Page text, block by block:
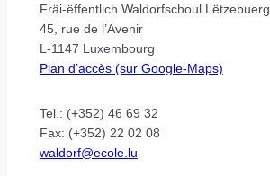
Fräi-ëffentlich Waldorfschoul Lëtzebuerg
45, rue de l’Avenir
L-1147 Luxembourg
Plan d’accès (sur Google-Maps)
Tel.: (+352) 46 69 32
Fax: (+352) 22 02 08
waldorf@ecole.lu